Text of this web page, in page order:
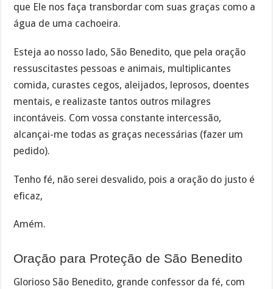
que Ele nos faça transbordar com suas graças como a
água de uma cachoeira.
Esteja ao nosso lado, São Benedito, que pela oração
ressuscitastes pessoas e animais, multiplicantes
comida, curastes cegos, aleijados, leprosos, doentes
mentais, e realizaste tantos outros milagres
incontáveis. Com vossa constante intercessão,
alcançai-me todas as graças necessárias (fazer um
pedido).
Tenho fé, não serei desvalido, pois a oração do justo é
eficaz,
Amém.
Oração para Proteção de São Benedito
Glorioso São Benedito, grande confessor da fé, com